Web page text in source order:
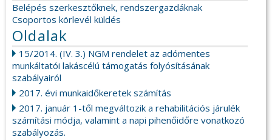
Belépés szerkesztőknek, rendszergazdáknak
Csoportos körlevél küldés
Oldalak
15/2014. (IV. 3.) NGM rendelet az adómentes
munkáltatói lakáscélú támogatás folyósításának
szabályairól
2017. évi munkaidőkeretek számítás
2017. január 1-től megváltozik a rehabilitációs járulék
számítási módja, valamint a napi pihenőidőre vonatkozó
szabályozás.